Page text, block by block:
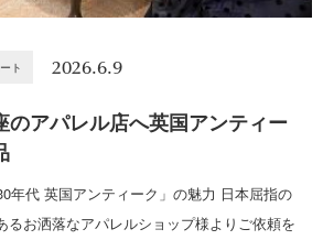
ト 2026.6.9
のアパレル店へ英国アンティー
年代 英国アンティーク」の魅力 日本屈指の
るお洒落なアパレルショップ様よりご依頼を